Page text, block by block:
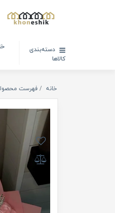
دسته‌بندی
کالاها
خانه فهرست